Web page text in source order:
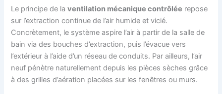
Le principe de laventilation mécanique contrôlée repose
sur l’extraction continue de l’air humide et vicié.
Concrètement, le système aspire l’air à partir de la salle de
bain via des bouches d’extraction, puis l’évacue vers
l’extérieur à l’aide d’un réseau de conduits. Par ailleurs, l’air
neuf pénètre naturellement depuis les pièces sèches grâce
à des grilles d’aération placées sur les fenêtres ou murs.